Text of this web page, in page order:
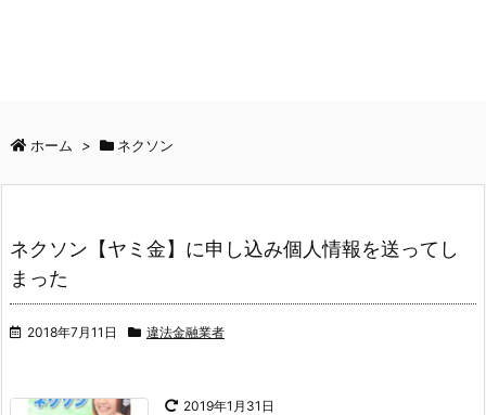
ホーム > ネクソン
ネクソン【ヤミ金】に申し込み個人情報を送ってし
まった
2018年7月11日 違法金融業者
2019年1月31日